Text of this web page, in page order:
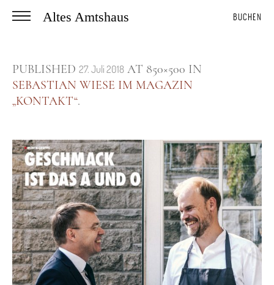
Altes Amtshaus BUCHEN
PUBLISHED 27. Juli 2018 AT 850×500 IN
SEBASTIAN WIESE IM MAGAZIN
„KONTAKT“.